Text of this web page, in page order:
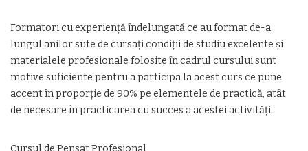
Formatori cu experienţă îndelungată ce au format de-a
lungul anilor sute de cursaţi condiţii de studiu excelente şi
materialele profesionale folosite în cadrul cursului sunt
motive suficiente pentru a participa la acest curs ce pune
accent în proporţie de 90% pe elementele de practică, atât
de necesare în practicarea cu succes a acestei activităţi.
Cursul de Pensat Profesional